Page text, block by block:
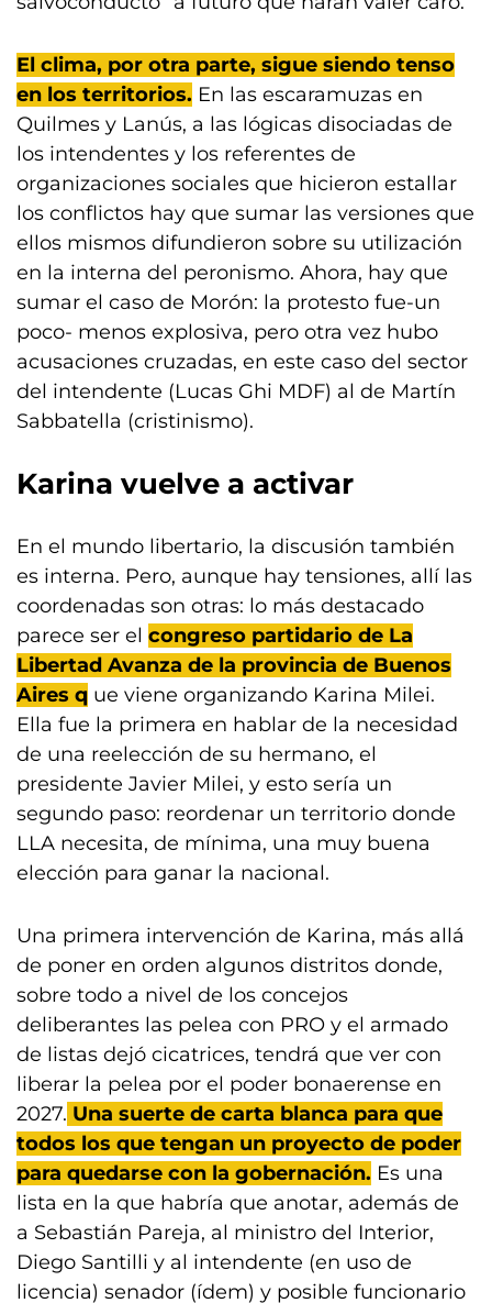
El clima, por otra parte, sigue siendo tenso
en los territorios. En las escaramuzas en
Quilmes y Lanús, a las lógicas disociadas de
los intendentes y los referentes de
organizaciones sociales que hicieron estallar
los conflictos hay que sumar las versiones que
ellos mismos difundieron sobre su utilización
en la interna del peronismo. Ahora, hay que
sumar el caso de Morón: la protesto fue-un
poco- menos explosiva, pero otra vez hubo
acusaciones cruzadas, en este caso del sector
del intendente (Lucas Ghi MDF) al de Martín
Sabbatella (cristinismo).
Karina vuelve a activar
En el mundo libertario, la discusión también
es interna. Pero, aunque hay tensiones, allí las
coordenadas son otras: lo más destacado
parece ser el congreso partidario de La
Libertad Avanza de la provincia de Buenos
Aires q ue viene organizando Karina Milei.
Ella fue la primera en hablar de la necesidad
de una reelección de su hermano, el
presidente Javier Milei, y esto sería un
segundo paso: reordenar un territorio donde
LLA necesita, de mínima, una muy buena
elección para ganar la nacional.
Una primera intervención de Karina, más allá
de poner en orden algunos distritos donde,
sobre todo a nivel de los concejos
deliberantes las pelea con PRO y el armado
de listas dejó cicatrices, tendrá que ver con
liberar la pelea por el poder bonaerense en
2027. Una suerte de carta blanca para que
todos los que tengan un proyecto de poder
para quedarse con la gobernación. Es una
lista en la que habría que anotar, además de
a Sebastián Pareja, al ministro del Interior,
Diego Santilli y al intendente (en uso de
licencia) senador (ídem) y posible funcionario